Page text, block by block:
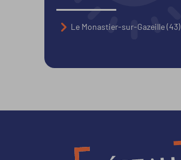
Travail du plastique
Le Monastier-sur-Gazeille (43)